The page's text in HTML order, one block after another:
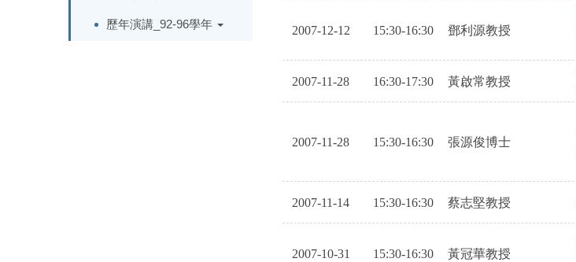
歷年演講_92-96學年 2007-12-12 15:30-16:30 鄧利源教授
2007-11-28 16:30-17:30 黃啟常教授
2007-11-28 15:30-16:30 張源俊博士
2007-11-14 15:30-16:30 蔡志堅教授
2007-10-31 15:30-16:30 黃冠華教授